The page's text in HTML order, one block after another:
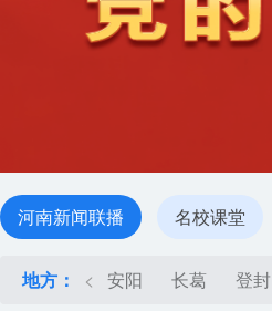
河南新闻联播 名校课堂
地方： < 安阳 长葛 登封